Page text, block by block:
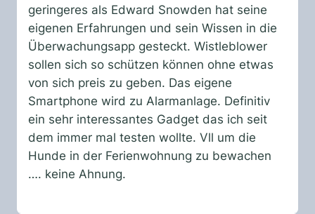
geringeres als Edward Snowden hat seine
eigenen Erfahrungen und sein Wissen in die
Überwachungsapp gesteckt. Wistleblower
sollen sich so schützen können ohne etwas
von sich preis zu geben. Das eigene
Smartphone wird zu Alarmanlage. Definitiv
ein sehr interessantes Gadget das ich seit
dem immer mal testen wollte. Vll um die
Hunde in der Ferienwohnung zu bewachen
…. keine Ahnung.